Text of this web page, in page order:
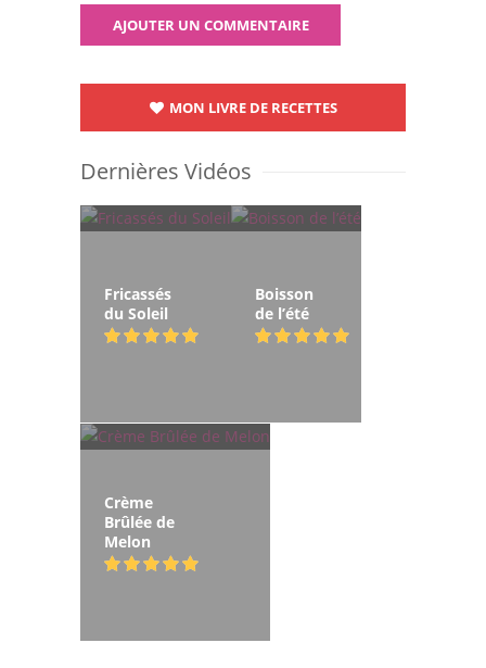
MON LIVRE DE RECETTES
Dernières Vidéos
Fricassés
du Soleil
Boisson
de l’été
Crème
Brûlée de
Melon